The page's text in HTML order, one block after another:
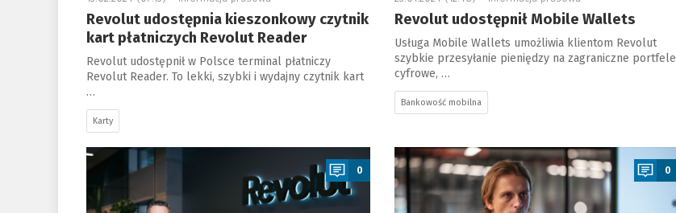
Revolut udostępnia kieszonkowy czytnik
kart płatniczych Revolut Reader
Revolut udostępnił w Polsce terminal płatniczy
Revolut Reader. To lekki, szybki i wydajny czytnik kart
…
Karty
Revolut udostępnił Mobile Wallets
Usługa Mobile Wallets umożliwia klientom Revolut
szybkie przesyłanie pieniędzy na zagraniczne portfele
cyfrowe, …
Bankowość mobilna
a
0
a
0